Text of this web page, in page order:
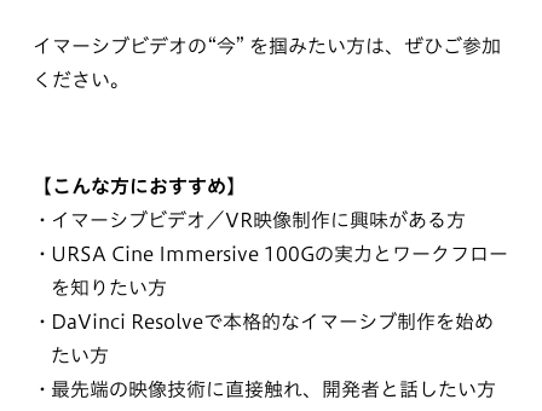
イマーシブビデオの“今” を掴みたい方は、ぜひご参加
ください。
【こんな方におすすめ】
イマーシブビデオ／VR映像制作に興味がある方
URSA Cine Immersive 100Gの実力とワークフロー
を知りたい方
DaVinci Resolveで本格的なイマーシブ制作を始め
たい方
最先端の映像技術に直接触れ、開発者と話したい方